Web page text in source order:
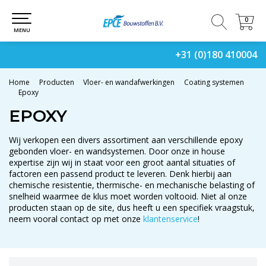
+31 (0)180 410004
0
0
MENU
Home Producten Vloer- en wandafwerkingen
Coating systemen
Epoxy
EPOXY
Wij verkopen een divers assortiment aan verschillende epoxy
gebonden vloer- en wandsystemen. Door onze in house
expertise zijn wij in staat voor een groot aantal situaties of
factoren een passend product te leveren. Denk hierbij aan
chemische resistentie, thermische- en mechanische belasting of
snelheid waarmee de klus moet worden voltooid. Niet al onze
producten staan op de site, dus heeft u een specifiek vraagstuk,
neem vooral contact op met onze klantenservice!